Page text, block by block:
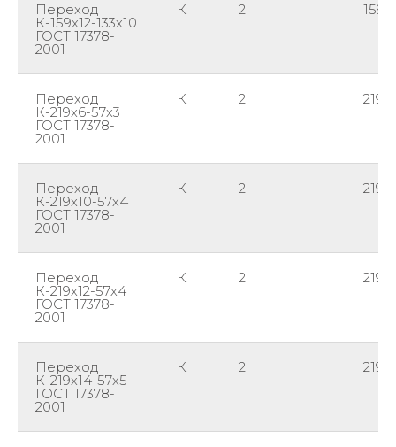
Переход
К-159х12-133х10
ГОСТ 17378-
2001
К 2 159
Переход
К-219х6-57х3
ГОСТ 17378-
2001
К 2 219
Переход
К-219х10-57х4
ГОСТ 17378-
2001
К 2 219
Переход
К-219х12-57х4
ГОСТ 17378-
2001
К 2 219
Переход
К-219х14-57х5
ГОСТ 17378-
2001
К 2 219